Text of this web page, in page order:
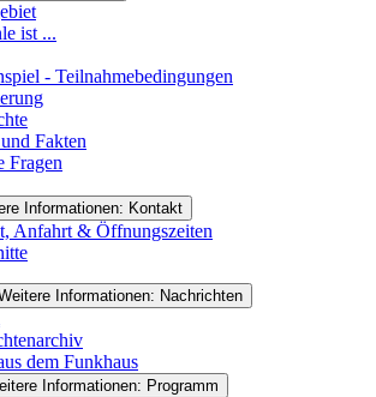
ist ...
- Teilnahmebedingungen
Fakten
Fragen
Informationen: Kontakt
Anfahrt & Öffnungszeiten
Informationen: Nachrichten
dem Funkhaus
Informationen: Programm